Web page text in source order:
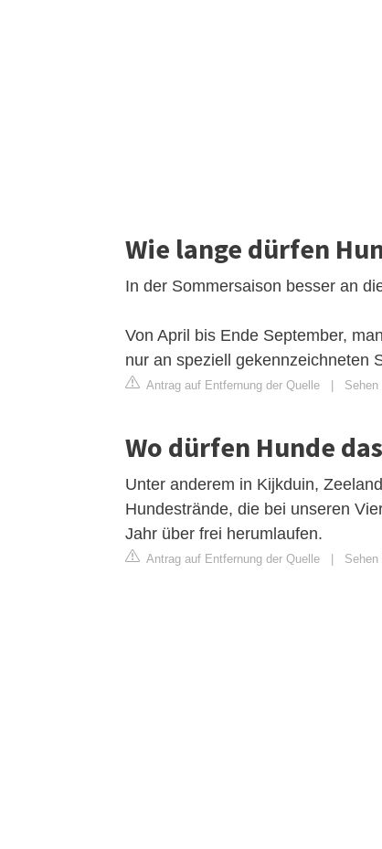
Wie lange dürfen
In der Sommersaison besser an
Von April bis Ende September,
nur an speziell gekennzeichneten
Antrag auf Entfernung der Quelle
Wo dürfen Hunde
Unter anderem in Kijkduin,
Hundestrände, die bei unseren
Jahr über frei herumlaufen.
Antrag auf Entfernung der Quelle